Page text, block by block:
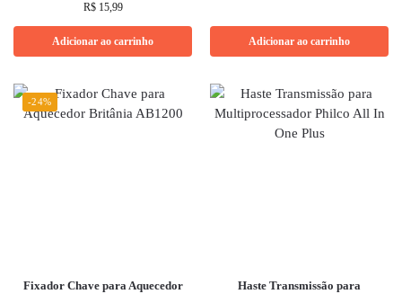
R$15,99
Adicionar ao carrinho Adicionar ao carrinho
-24%
Fixador Chave para Aquecedor
Haste Transmissão para